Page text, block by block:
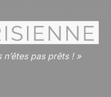
n’êtes pas prêts !